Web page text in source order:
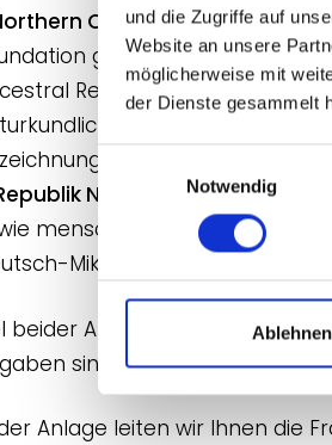
und die Zugriffe auf
Website an unsere
möglicherweise mit
der Dienste gesammelt
Einwilligungsauswahl
Notwendig
Ablehnen
Cape (Südafrika)– Die
gefördert wird und
Remains, kulturelle
Sammlungsgut
die entsprechend
Nauru
– Diese
menschliche Überreste aus
Mikronesien ein.
beider Anfragen ist es, einen
sind ausdrücklich
Anlage leiten wir Ihnen die